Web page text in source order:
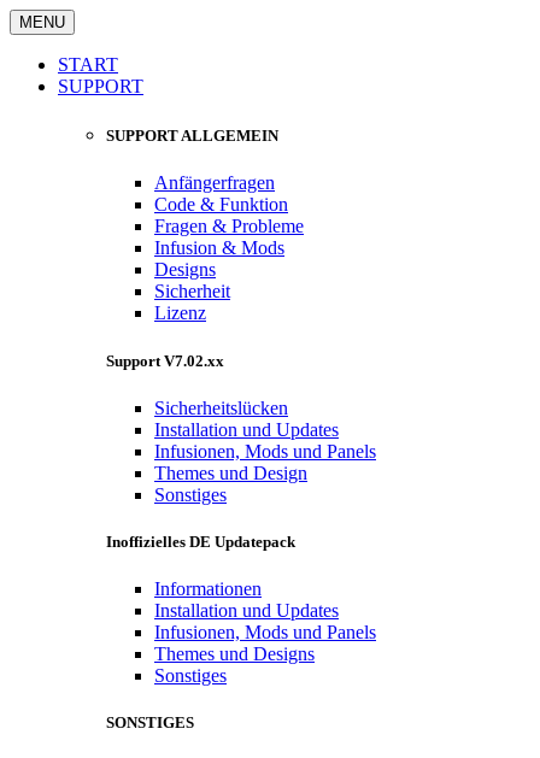
MENU
START
SUPPORT
SUPPORT ALLGEMEIN
Anfängerfragen
Code & Funktion
Fragen & Probleme
Infusion & Mods
Designs
Sicherheit
Lizenz
Support V7.02.xx
Sicherheitslücken
Installation und Updates
Infusionen, Mods und Panels
Themes und Design
Sonstiges
Inoffizielles DE Updatepack
Informationen
Installation und Updates
Infusionen, Mods und Panels
Themes und Designs
Sonstiges
SONSTIGES